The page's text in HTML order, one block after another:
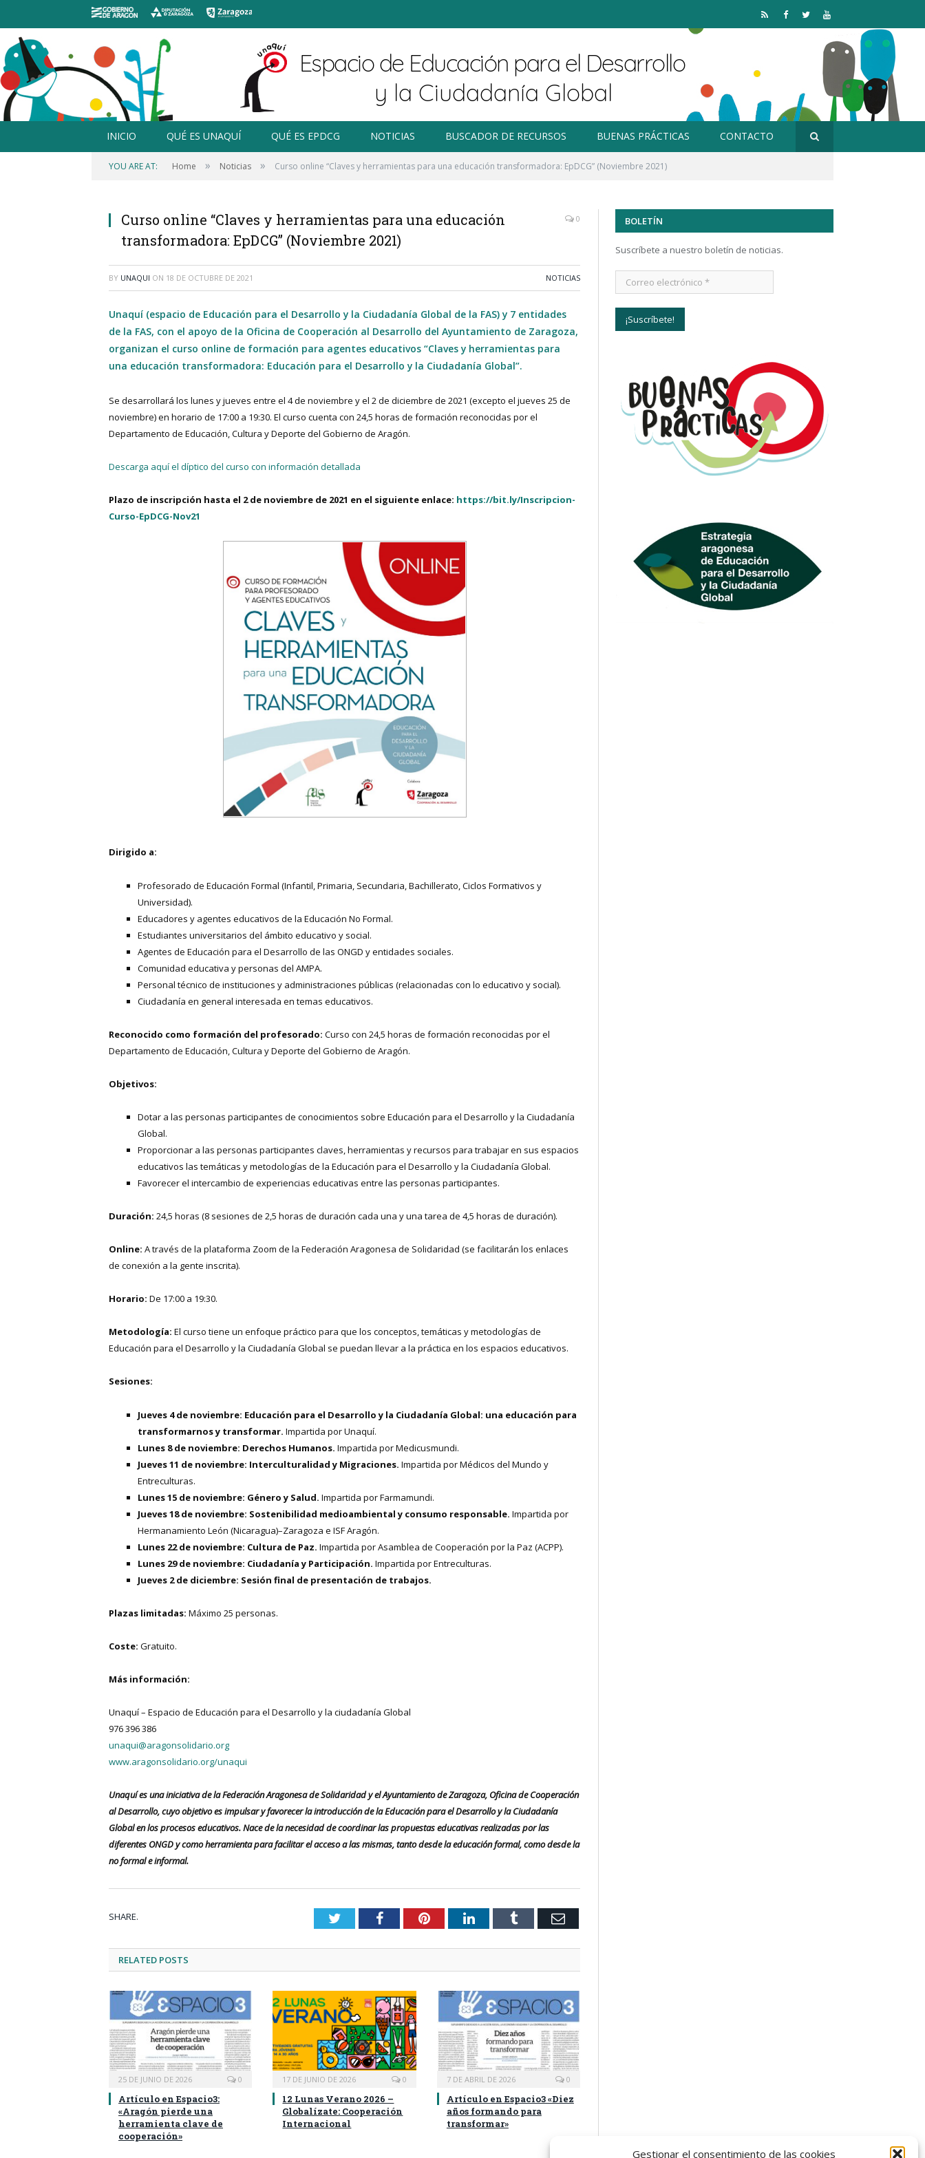
Gestionar el consentimiento de las cookies
RSS Facebook
TwitterYouTube
INICIO QUÉ ES UNAQUÍ QUÉ ES EPDCG NOTICIAS BUSCADOR DE RECURSOS BUENAS PRÁCTICAS CONTACTO
YOU ARE AT: Home » Noticias » Curso online “Claves y herramientas para una educación transformadora: EpDCG” (Noviembre 2021)
Curso online “Claves y herramientas para una educación
transformadora: EpDCG” (Noviembre 2021)
0
BY UNAQUI ON 18 DE OCTUBRE DE 2021 NOTICIAS
Unaquí (espacio de Educación para el Desarrollo y la Ciudadanía Global de la FAS) y 7 entidades
de la FAS, con el apoyo de la Oficina de Cooperación al Desarrollo del Ayuntamiento de Zaragoza,
organizan el curso online de formación para agentes educativos “Claves y herramientas para
una educación transformadora: Educación para el Desarrollo y la Ciudadanía Global”.
Se desarrollará los lunes y jueves entre el 4 de noviembre y el 2 de diciembre de 2021 (excepto el jueves 25 de
noviembre) en horario de 17:00 a 19:30. El curso cuenta con 24,5 horas de formación reconocidas por el
Departamento de Educación, Cultura y Deporte del Gobierno de Aragón.
Descarga aquí el díptico del curso con información detallada
Plazo de inscripción hasta el 2 de noviembre de 2021 en el siguiente enlace: https://bit.ly/Inscripcion-
Curso-EpDCG-Nov21
Dirigido a:
Profesorado de Educación Formal (Infantil, Primaria, Secundaria, Bachillerato, Ciclos Formativos y
Universidad).
Educadores y agentes educativos de la Educación No Formal.
Estudiantes universitarios del ámbito educativo y social.
Agentes de Educación para el Desarrollo de las ONGD y entidades sociales.
Comunidad educativa y personas del AMPA.
Personal técnico de instituciones y administraciones públicas (relacionadas con lo educativo y social).
Ciudadanía en general interesada en temas educativos.
Reconocido como formación del profesorado: Curso con 24,5 horas de formación reconocidas por el
Departamento de Educación, Cultura y Deporte del Gobierno de Aragón.
Objetivos:
Dotar a las personas participantes de conocimientos sobre Educación para el Desarrollo y la Ciudadanía
Global.
Proporcionar a las personas participantes claves, herramientas y recursos para trabajar en sus espacios
educativos las temáticas y metodologías de la Educación para el Desarrollo y la Ciudadanía Global.
Favorecer el intercambio de experiencias educativas entre las personas participantes.
Duración: 24,5 horas (8 sesiones de 2,5 horas de duración cada una y una tarea de 4,5 horas de duración).
Online: A través de la plataforma Zoom de la Federación Aragonesa de Solidaridad (se facilitarán los enlaces
de conexión a la gente inscrita).
Horario: De 17:00 a 19:30.
Metodología: El curso tiene un enfoque práctico para que los conceptos, temáticas y metodologías de
Educación para el Desarrollo y la Ciudadanía Global se puedan llevar a la práctica en los espacios educativos.
Sesiones:
Jueves 4 de noviembre: Educación para el Desarrollo y la Ciudadanía Global: una educación para
transformarnos y transformar. Impartida por Unaquí.
Lunes 8 de noviembre: Derechos Humanos. Impartida por Medicusmundi.
Jueves 11 de noviembre: Interculturalidad y Migraciones. Impartida por Médicos del Mundo y
Entreculturas.
Lunes 15 de noviembre: Género y Salud. Impartida por Farmamundi.
Jueves 18 de noviembre: Sostenibilidad medioambiental y consumo responsable. Impartida por
Hermanamiento León (Nicaragua)–Zaragoza e ISF Aragón.
Lunes 22 de noviembre: Cultura de Paz. Impartida por Asamblea de Cooperación por la Paz (ACPP).
Lunes 29 de noviembre: Ciudadanía y Participación. Impartida por Entreculturas.
Jueves 2 de diciembre: Sesión final de presentación de trabajos.
Plazas limitadas: Máximo 25 personas.
Coste: Gratuito.
Más información:
Unaquí – Espacio de Educación para el Desarrollo y la ciudadanía Global
976 396 386
unaqui@aragonsolidario.org
www.aragonsolidario.org/unaqui
Unaquí es una iniciativa de la Federación Aragonesa de Solidaridad y el Ayuntamiento de Zaragoza, Oficina de Cooperación
al Desarrollo, cuyo objetivo es impulsar y favorecer la introducción de la Educación para el Desarrollo y la Ciudadanía
Global en los procesos educativos. Nace de la necesidad de coordinar las propuestas educativas realizadas por las
diferentes ONGD y como herramienta para facilitar el acceso a las mismas, tanto desde la educación formal, como desde la
no formal e informal.
SHARE. TwitterFacebookPinterestLinkedInTumblr Email
RELATED POSTS
25 DE JUNIO DE 2026 0
Artículo en Espacio3:
«Aragón pierde una
herramienta clave de
cooperación»
17 DE JUNIO DE 2026 0
12 Lunas Verano 2026 –
Globalízate: Cooperación
Internacional
7 DE ABRIL DE 2026 0
Artículo en Espacio3 «Diez
años formando para
transformar»
BOLETÍN
Suscríbete a nuestro boletín de noticias.